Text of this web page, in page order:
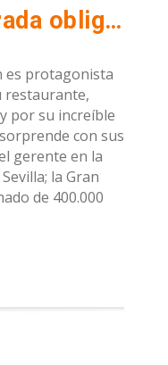
Venta el Pan, parada obligada en estas fiestas.
es protagonista
restaurante,
por su increíble
con sus
gerente en la
la Gran
de 400.000